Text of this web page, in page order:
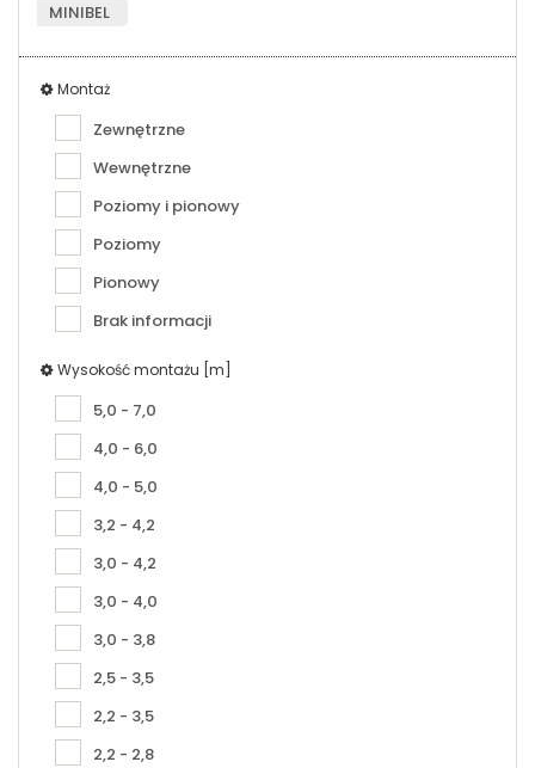
MINIBEL
Montaż
Zewnętrzne
Wewnętrzne
Poziomy i pionowy
Poziomy
Pionowy
Brak informacji
Wysokość montażu [m]
5,0 - 7,0
4,0 - 6,0
4,0 - 5,0
3,2 - 4,2
3,0 - 4,2
3,0 - 4,0
3,0 - 3,8
2,5 - 3,5
2,2 - 3,5
2,2 - 2,8